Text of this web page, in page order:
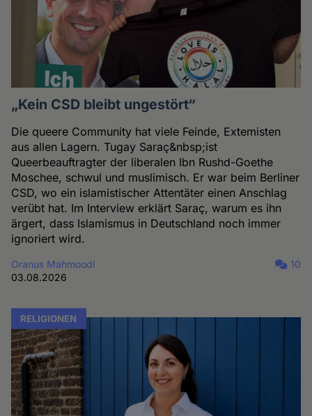
„Kein CSD bleibt ungestört“
Die queere Community hat viele Feinde, Extemisten
aus allen Lagern. Tugay Saraç&nbsp;ist
Queerbeauftragter der liberalen Ibn Rushd-Goethe
Moschee, schwul und muslimisch. Er war beim Berliner
CSD, wo ein islamistischer Attentäter einen Anschlag
verübt hat. Im Interview erklärt Saraç, warum es ihn
ärgert, dass Islamismus in Deutschland noch immer
ignoriert wird.
Oranus Mahmoodi
03.08.2026
10
RELIGIONEN